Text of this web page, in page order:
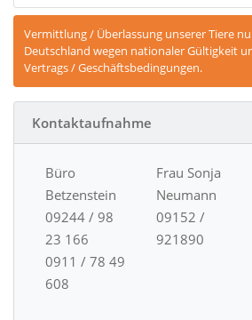
Vermittlung / Überlassung unserer Tiere
Deutschland wegen nationaler Gültigkeit
Vertrags / Geschäftsbedingungen.
Kontaktaufnahme
Büro
Betzenstein
09244 / 98
23 166
0911 / 78 49
608
Frau Sonja
Neumann
09152 /
921890